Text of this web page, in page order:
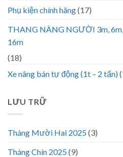
Phụ kiện chính hãng(17)
THANG NÂNG NGƯỜI 3m, 6m,
16m
(18)
Xe nâng bán tự động (1t – 2 tấn)
LƯU TRỮ
Tháng Mười Hai 2025(3)
Tháng Chín 2025(9)